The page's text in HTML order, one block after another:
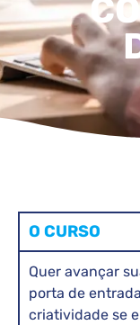
O CURSO
Quer avançar
porta de
criatividade se